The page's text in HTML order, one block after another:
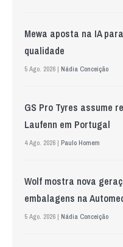
Mewa aposta na IA
qualidade
5 Ago. 2026 | Nádia Conceição
GS Pro Tyres assume
Laufenn em Portugal
4 Ago. 2026 | Paulo Homem
Wolf mostra nova
embalagens na
5 Ago. 2026 | Nádia Conceição